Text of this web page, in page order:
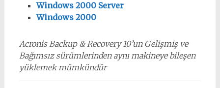
Windows 2000 Server
Windows 2000
Acronis Backup & Recovery 10’un Gelişmiş ve
Bağımsız sürümlerinden aynı makineye bileşen
yüklemek mümkündür